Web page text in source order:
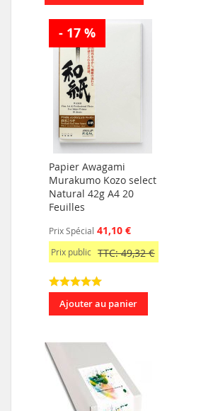
- 17 %
Papier Awagami
Murakumo Kozo select
Natural 42g A4 20
Feuilles
Prix Spécial 41,10 €
Prix public TTC: 49,32 €
Ajouter au panier